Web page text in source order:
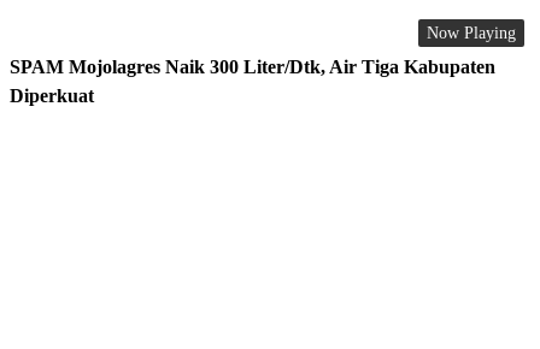
Now Playing
SPAM Mojolagres Naik 300 Liter/Dtk, Air Tiga Kabupaten
Diperkuat